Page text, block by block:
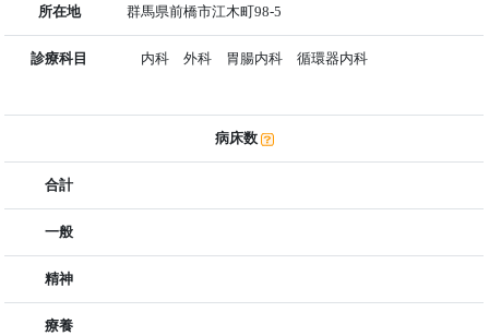
所在地 群馬県前橋市江木町98-5
診療科目 内科 外科 胃腸内科 循環器内科
病床数
合計
一般
精神
療養